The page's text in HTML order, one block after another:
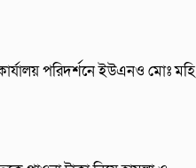
পরিদর্শনে ইউএনও মোঃ মহি